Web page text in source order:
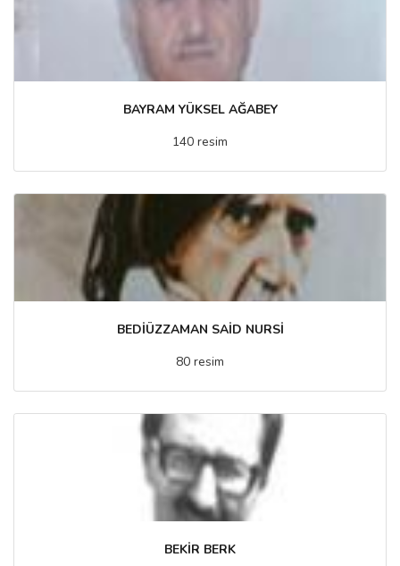
BAYRAM YÜKSEL AĞABEY
140 resim
BEDİÜZZAMAN SAİD NURSİ
80 resim
BEKİR BERK